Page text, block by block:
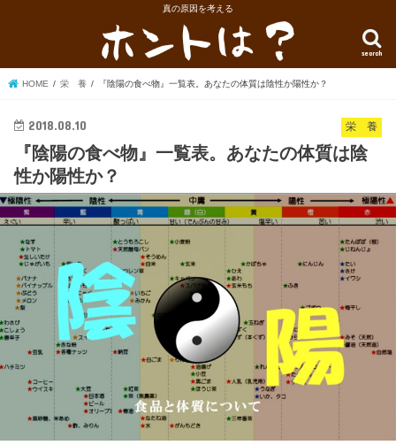
真の原因を考える
search
HOME 栄 養 『陰陽の食べ物』一覧表。あなたの体質は陰性か陽性か？
栄 養
2018.08.10
『陰陽の食べ物』一覧表。あなたの体質は陰
性か陽性か？